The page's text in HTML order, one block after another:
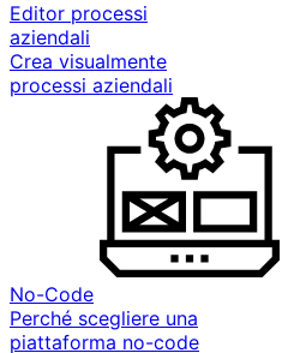
Editor processi
aziendali
Crea visualmente
processi aziendali
No-Code
Perché scegliere una
piattaforma no-code